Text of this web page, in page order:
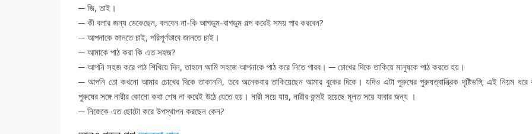
─ জি, তাই।
─ কী বলার জন্য ডেকেছেন, বলবেন না-কি আগডুম-বাগডুম গল্প করেই সময় পার করবেন?
─ আপনাকে জানতে চাই, পরিপূর্ণভাবে জানতে চাই।
─ আমাকে পাঠ করা কি এত সহজ?
─ আপনি সহজ করে পাঠ শিখিয়ে দিন, তাহলে আমি সহজে আপনাকে পাঠ করে নিতে পারব। ─ চোখের দিকে তাকিয়ে মানুষকে পাঠ করতে হয়।
─ আপনি তো কখনো আমার চোখের দিকে তাকাননি, তবে অনেকবার তাকিয়েছেন আমার বুকের দিকে। যদিও এটা পুরুষের পুরুষত্বান্ত্রিক দৃষ্টিভঙ্গি; এই নিয়ম ধরে
পুরুষের সঙ্গে নারীর কোনো কথা শেষ না করেই উঠে যেতে হয়। নারী সয়ে যায়, নারীর জন্মই হয়েছে মূলত সয়ে যাবার জন্য ।
─ নিজেকে এত ছোটো করে উপস্থাপন করছেন কেন?